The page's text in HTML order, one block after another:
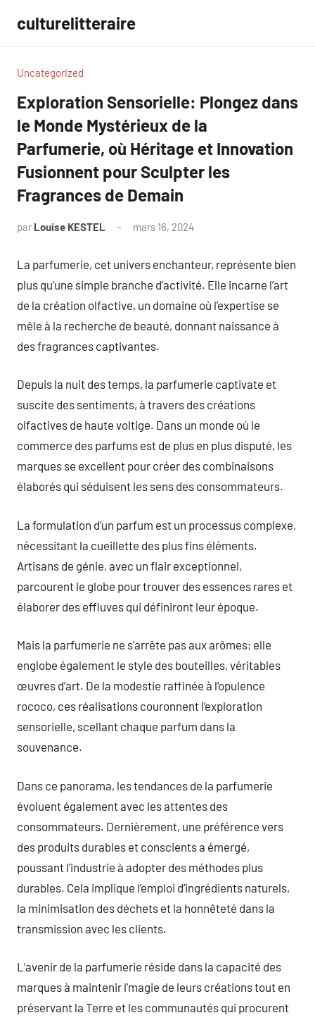
contenu
culturelitteraire
Uncategorized
Exploration Sensorielle: Plongez dans
le Monde Mystérieux de la
Parfumerie, où Héritage et Innovation
Fusionnent pour Sculpter les
Fragrances de Demain
par Louise KESTEL mars 16, 2024
La parfumerie, cet univers enchanteur, représente bien
plus qu’une simple branche d’activité. Elle incarne l’art
de la création olfactive, un domaine où l’expertise se
mêle à la recherche de beauté, donnant naissance à
des fragrances captivantes.
Depuis la nuit des temps, la parfumerie captivate et
suscite des sentiments, à travers des créations
olfactives de haute voltige. Dans un monde où le
commerce des parfums est de plus en plus disputé, les
marques se excellent pour créer des combinaisons
élaborés qui séduisent les sens des consommateurs.
La formulation d’un parfum est un processus complexe,
nécessitant la cueillette des plus fins éléments.
Artisans de génie, avec un flair exceptionnel,
parcourent le globe pour trouver des essences rares et
élaborer des effluves qui définiront leur époque.
Mais la parfumerie ne s’arrête pas aux arômes; elle
englobe également le style des bouteilles, véritables
œuvres d’art. De la modestie raffinée à l’opulence
rococo, ces réalisations couronnent l’exploration
sensorielle, scellant chaque parfum dans la
souvenance.
Dans ce panorama, les tendances de la parfumerie
évoluent également avec les attentes des
consommateurs. Dernièrement, une préférence vers
des produits durables et conscients a émergé,
poussant l’industrie à adopter des méthodes plus
durables. Cela implique l’emploi d’ingrédients naturels,
la minimisation des déchets et la honnêteté dans la
transmission avec les clients.
L’avenir de la parfumerie réside dans la capacité des
marques à maintenir l’magie de leurs créations tout en
préservant la Terre et les communautés qui procurent